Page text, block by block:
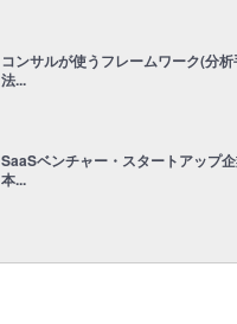
コンサルが使うフレームワーク(分
法...
SaaSベンチャー・スタートアップ
本...